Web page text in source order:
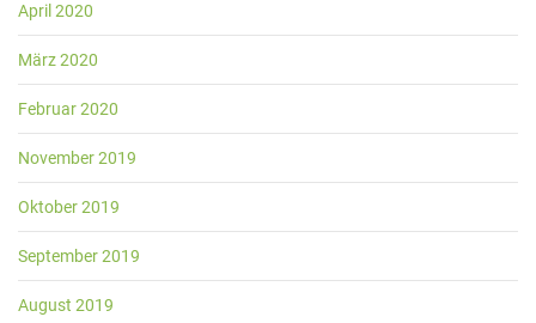
April 2020
März 2020
Februar 2020
November 2019
Oktober 2019
September 2019
August 2019